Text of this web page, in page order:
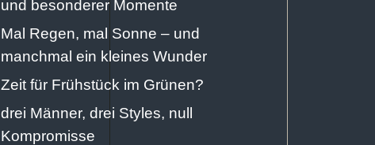
und besonderer Momente
Mal Regen, mal Sonne – und
manchmal ein kleines Wunder
Zeit für Frühstück im Grünen?
drei Männer, drei Styles, null
Kompromisse